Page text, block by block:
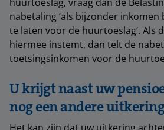
nabetaling ‘als bijzonder
te laten voor de huurtoeslag’. Als
hiermee instemt, dan telt de
toetsingsinkomen voor de
U krijgt naast uw
nog een andere